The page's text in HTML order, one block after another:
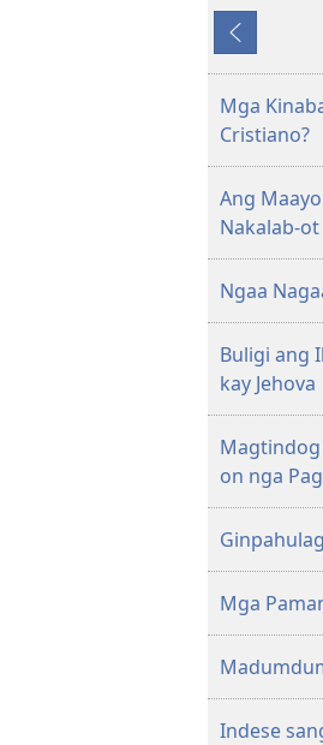
Ibalik
Mga
Cristiano?
Ang
Nakalab-
Ngaa
Buligi ang
kay Jehova
on nga
Mga
Indese